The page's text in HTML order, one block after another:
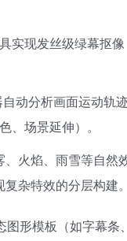
实现发丝级绿幕抠
自动分析画面运动轨
、场景延伸）。
、火焰、雨雪等自然
杂特效的分层构建。
图形模板（如字幕